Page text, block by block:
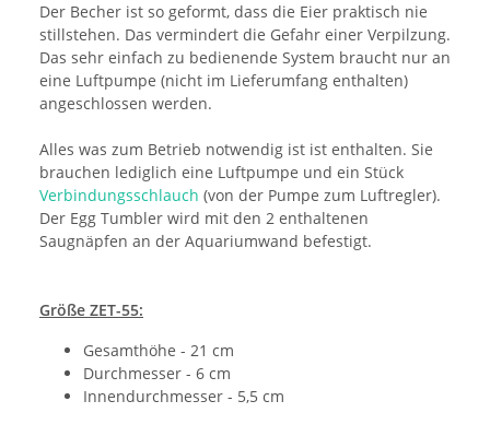
Der Becher ist so geformt, dass die Eier praktisch nie
stillstehen. Das vermindert die Gefahr einer Verpilzung.
Das sehr einfach zu bedienende System braucht nur an
eine Luftpumpe (nicht im Lieferumfang enthalten)
angeschlossen werden.
Alles was zum Betrieb notwendig ist ist enthalten. Sie
brauchen lediglich eine Luftpumpe und ein Stück
Verbindungsschlauch (von der Pumpe zum Luftregler).
Der Egg Tumbler wird mit den 2 enthaltenen
Saugnäpfen an der Aquariumwand befestigt.
Größe ZET-55:
Gesamthöhe - 21 cm
Durchmesser - 6 cm
Innendurchmesser - 5,5 cm